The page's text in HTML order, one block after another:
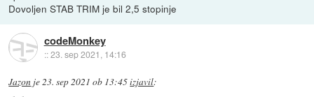
Dovoljen STAB TRIM je bil 2,5 stopinje
codeMonkey
::23. sep 2021, 14:16
Jazon je23. sep 2021 ob 13:45izjavil: